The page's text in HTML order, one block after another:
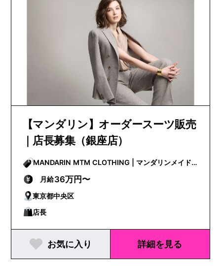
【マンダリン】オーダースーツ販売
｜店長募集（銀座店）
MANDARIN MTM CLOTHING | マンダリンメイド
トゥメジャークロージング
月給36万円〜
東京都中央区
店長
お気に入り 詳細を見る